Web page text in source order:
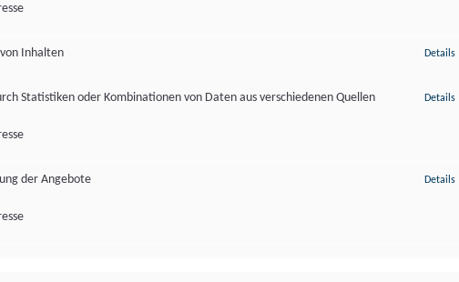
Inhalten
Details
Statistiken oder Kombinationen von Daten aus verschiedenen Quellen
Details
der Angebote
Details